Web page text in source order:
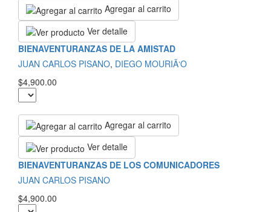
Agregar al carrito
Ver detalle
BIENAVENTURANZAS DE LA AMISTAD
JUAN CARLOS PISANO, DIEGO MOURIÃ‘O
$4,900.00
Agregar al carrito
Ver detalle
BIENAVENTURANZAS DE LOS COMUNICADORES
JUAN CARLOS PISANO
$4,900.00